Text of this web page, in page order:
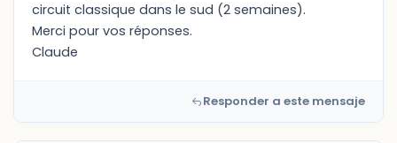
circuit classique dans le sud (2 semaines).
Merci pour vos réponses.
Claude
Responder a este mensaje